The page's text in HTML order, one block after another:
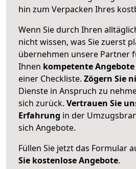
hin zum Verpacken Ihres
Wenn Sie durch Ihren
nicht wissen, was Sie zuerst
übernehmen unsere Partner
Ihnen kompetente Angebote
einer Checkliste. Zögern Sie
Dienste in Anspruch zu
sich zurück. Vertrauen Sie
Erfahrung in der
sich Angebote.
Füllen Sie jetzt das Formular
Sie kostenlose Angebote.